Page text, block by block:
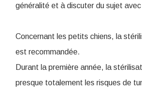
généralité et à discuter du sujet
Concernant les petits chiens, la
est recommandée.
Durant la première année, la
presque totalement les risques de